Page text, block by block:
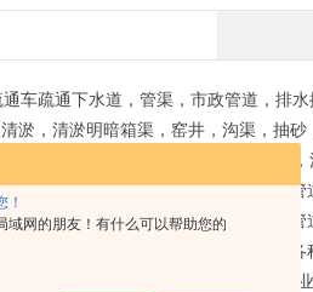
！
域网的朋友！有什么可以帮助您的
车疏通下水道，管渠，市政管道，排水
，清淤明暗箱渠，窑井，沟渠，抽砂
污水池
化粪池
内部摄像检测、管内有毒气体检测、管
工业清洗，市政管道高压清洗，化学管
，卫生间，地下室，
瓦，厂房等
道，城镇、村庄排水管道，工